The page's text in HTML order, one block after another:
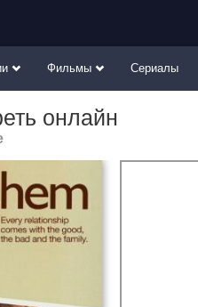
Фильмы Сериалы
онлайн